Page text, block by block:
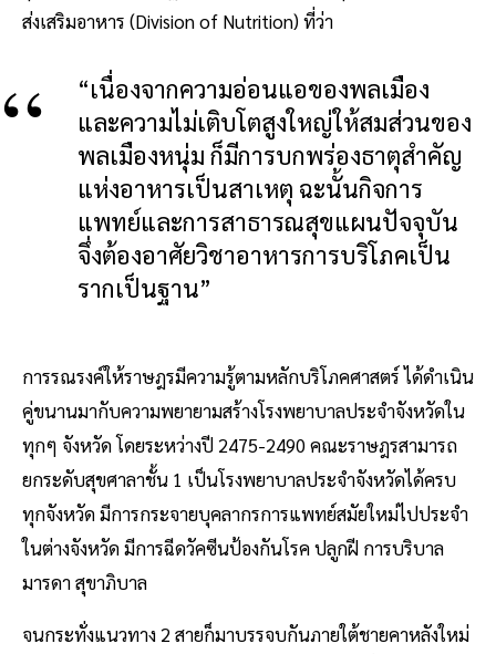
ส่งเสริมอาหาร (Division of Nutrition) ที่ว่า
“เนื่องจากความอ่อนแอของพลเมือง
และความไม่เติบโตสูงใหญ่ให้สมส่วนของ
พลเมืองหนุ่ม ก็มีการบกพร่องธาตุสําคัญ
แห่งอาหารเป็นสาเหตุ ฉะนั้นกิจการ
แพทย์และการสาธารณสุขแผนปัจจุบัน
จึ่งต้องอาศัยวิชาอาหารการบริโภคเป็น
รากเป็นฐาน”
การรณรงค์ให้ราษฎรมีความรู้ตามหลักบริโภคศาสตร์ ได้ดำเนิน
คู่ขนานมากับความพยายามสร้างโรงพยาบาลประจำจังหวัดใน
ทุกๆ จังหวัด โดยระหว่างปี 2475-2490 คณะราษฎรสามารถ
ยกระดับสุขศาลาชั้น 1 เป็นโรงพยาบาลประจำจังหวัดได้ครบ
ทุกจังหวัด มีการกระจายบุคลากรการแพทย์สมัยใหม่ไปประจำ
ในต่างจังหวัด มีการฉีดวัคซีนป้องกันโรค ปลูกฝี การบริบาล
มารดา สุขาภิบาล
จนกระทั่งแนวทาง 2 สายก็มาบรรจบกันภายใต้ชายคาหลังใหม่